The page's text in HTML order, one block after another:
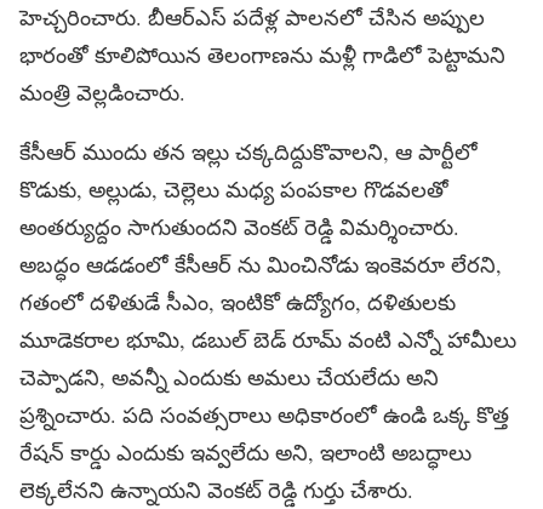
హెచ్చరించారు. బీఆర్ఎస్ పదేళ్ల పాలనలో చేసిన అప్పుల
భారంతో కూలిపోయిన తెలంగాణను మళ్లీ గాడిలో పెట్టామని
మంత్రి వెల్లడించారు.
కేసీఆర్ ముందు తన ఇల్లు చక్కదిద్దుకొవాలని, ఆ పార్టీలో
కొడుకు, అల్లుడు, చెల్లెలు మధ్య పంపకాల గొడవలతో
అంతర్యుద్దం సాగుతుందని వెంకట్ రెడ్డి విమర్శించారు.
అబద్ధం ఆడడంలో కేసీఆర్ ను మించినోడు ఇంకెవరూ లేరని,
గతంలో దళితుడే సీఎం, ఇంటికో ఉద్యోగం, దళితులకు
మూడెకరాల భూమి, డబుల్ బెడ్ రూమ్ వంటి ఎన్నో హామీలు
చెప్పాడని, అవన్నీ ఎందుకు అమలు చేయలేదు అని
ప్రశ్నించారు. పది సంవత్సరాలు అధికారంలో ఉండి ఒక్క కొత్త
రేషన్ కార్డు ఎందుకు ఇవ్వలేదు అని, ఇలాంటి అబద్ధాలు
లెక్కలేనని ఉన్నాయని వెంకట్ రెడ్డి గుర్తు చేశారు.